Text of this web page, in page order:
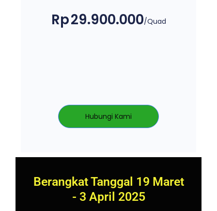
Rp29.900.000/Quad
Hubungi Kami
Berangkat Tanggal 19 Maret
- 3 April 2025